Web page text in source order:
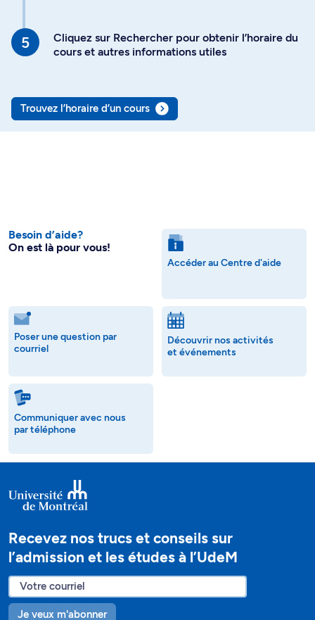
Cliquez sur Rechercher pour obtenir l’horaire du
cours et autres informations utiles
Trouvez l’horaire d’un cours
Besoin d’aide?
On est là pour vous!
Accéder au Centre d'aide
Poser une question par
courriel
Découvrir nos activités
et événements
Communiquer avec nous
par téléphone
Recevez nos trucs et conseils sur
l’admission et les études à l’UdeM
Je veux m'abonner